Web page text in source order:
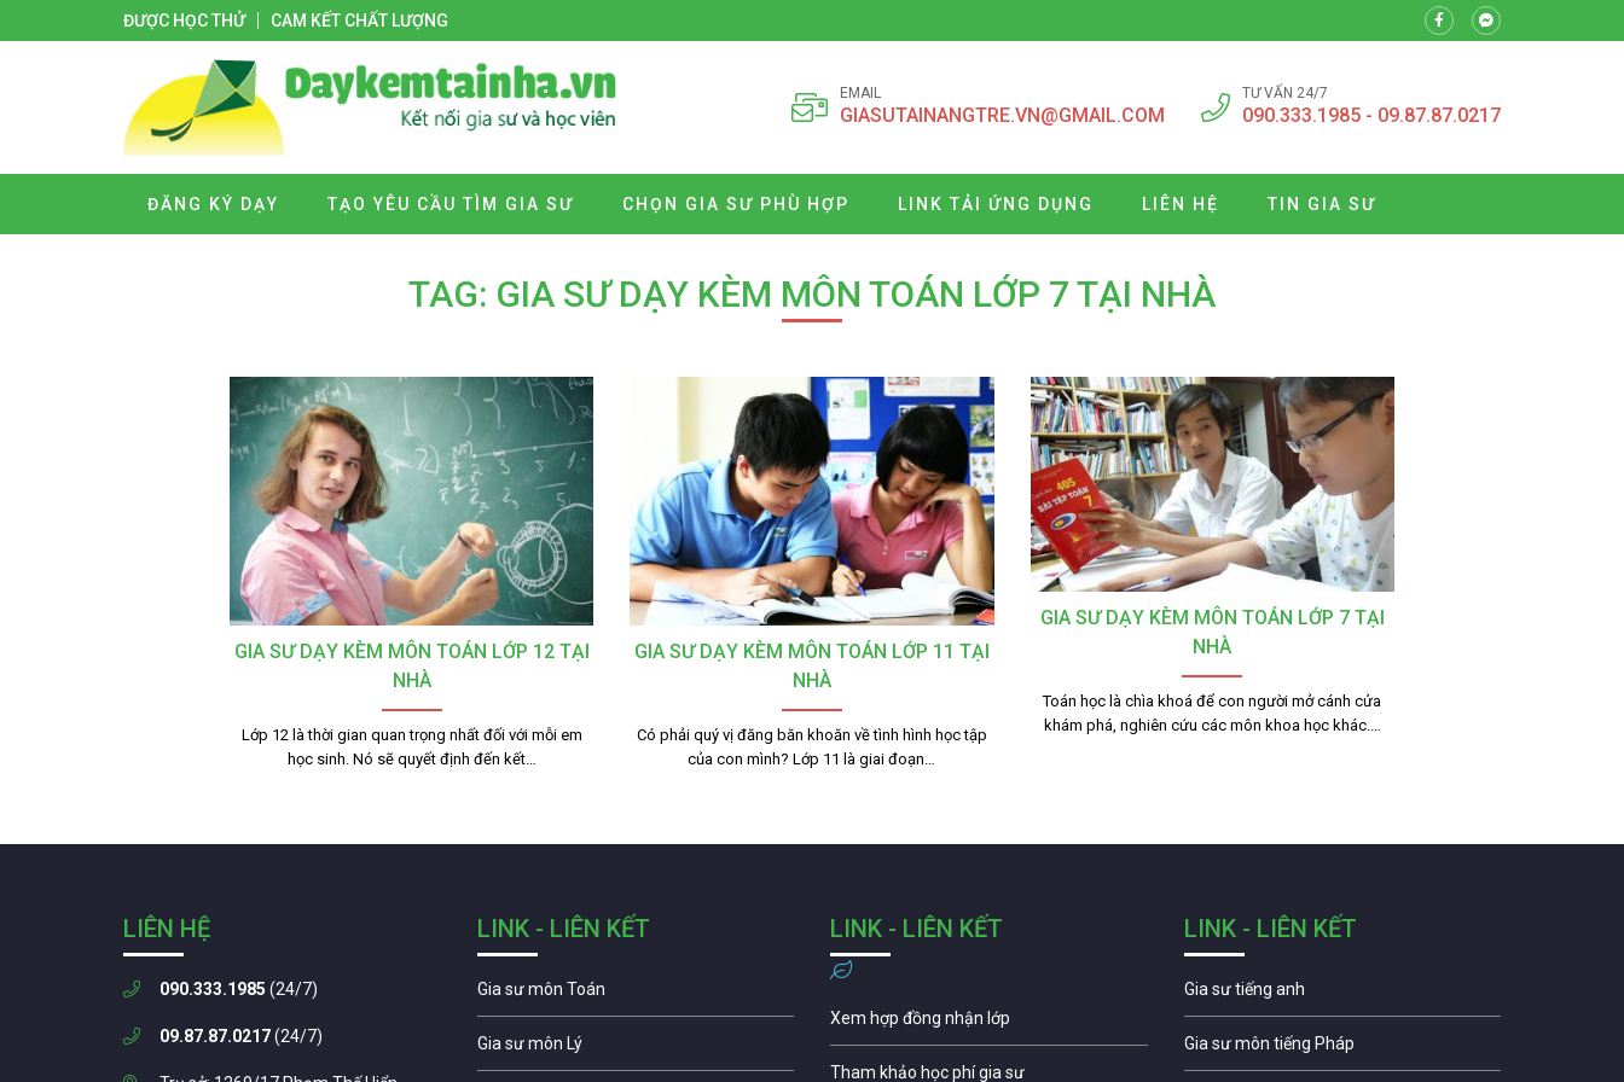
ĐƯỢC HỌC THỬ CAM KẾT CHẤT LƯỢNG
EMAIL
GIASUTAINANGTRE.VN@GMAIL.COM
TƯ VẤN 24/7
090.333.1985 - 09.87.87.0217
ĐĂNG KÝ DẠY TẠO YÊU CẦU TÌM GIA SƯ CHỌN GIA SƯ PHÙ HỢP LINK TẢI ỨNG DỤNG LIÊN HỆ TIN GIA SƯ
TAG: GIA SƯ DẠY KÈM MÔN TOÁN LỚP 7 TẠI NHÀ
GIA SƯ DẠY KÈM MÔN TOÁN LỚP 12 TẠI
NHÀ
Lớp 12 là thời gian quan trọng nhất đối với mỗi em
học sinh. Nó sẽ quyết định đến kết…
GIA SƯ DẠY KÈM MÔN TOÁN LỚP 11 TẠI
NHÀ
Có phải quý vị đăng băn khoăn về tình hình học tập
của con mình? Lớp 11 là giai đoạn…
GIA SƯ DẠY KÈM MÔN TOÁN LỚP 7 TẠI
NHÀ
Toán học là chìa khoá để con người mở cánh cửa
khám phá, nghiên cứu các môn khoa học khác.…
LIÊN HỆ
090.333.1985 (24/7)
09.87.87.0217(24/7)
LINK - LIÊN KẾT
Gia sư môn Toán
Gia sư môn Lý
LINK - LIÊN KẾT
Xem hợp đồng nhận lớp
Tham khảo học phí gia sư
LINK - LIÊN KẾT
Gia sư tiếng anh
Gia sư môn tiếng Pháp